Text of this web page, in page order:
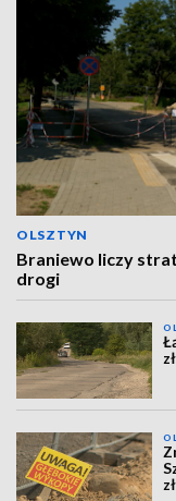
OLSZTYN
Braniewo liczy
drogi
zł